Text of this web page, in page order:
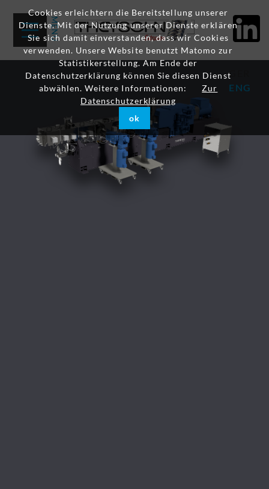
Cookies erleichtern die Bereitstellung unserer
Dienste. Mit der Nutzung unserer Dienste erklären
Sie sich damit einverstanden, dass wir Cookies
verwenden. Unsere Website benutzt Matomo zur
Statistikerstellung. Am Ende der
Datenschutzerklärung können Sie diesen Dienst
abwählen. Weitere Informationen:
Zur
Datenschutzerklärung
ok
GER
ENG